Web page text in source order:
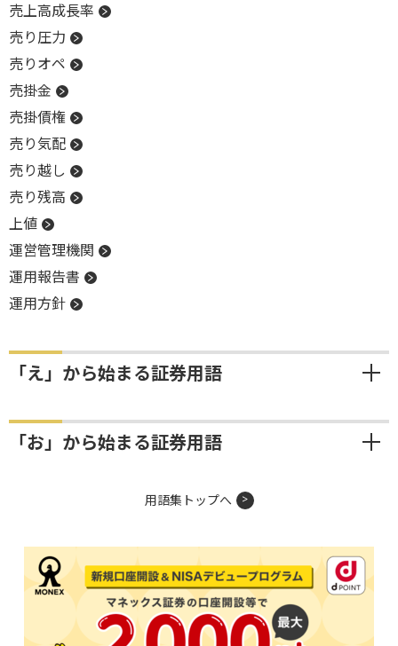
売上高成長率
売り圧力
売りオペ
売掛金
売掛債権
売り気配
売り越し
売り残高
上値
運営管理機関
運用報告書
運用方針
「え」から始まる証券用語
「お」から始まる証券用語
用語集トップへ